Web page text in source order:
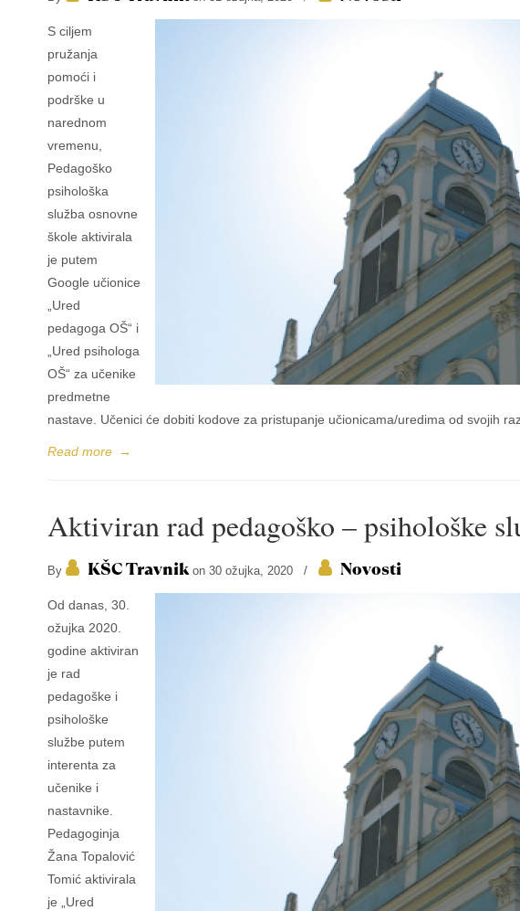
S ciljem
pružanja
pomoći i
podrške u
narednom
vremenu,
Pedagoško
psihološka
služba osnovne
škole aktivirala
je putem
Google učionice
„Ured
pedagoga OŠ“ i
„Ured psihologa
OŠ“ za učenike
predmetne
nastave. Učenici će dobiti kodove za pristupanje učionicama/uredima od svojih
Read more →
Aktiviran rad pedagoško – psihološke
By KŠC Travnikon 30 ožujka, 2020 / Novosti
Od danas, 30.
ožujka 2020.
godine aktiviran
je rad
pedagoške i
psihološke
službe putem
interenta za
učenike i
nastavnike.
Pedagoginja
Žana Topalović
Tomić aktivirala
je „Ured